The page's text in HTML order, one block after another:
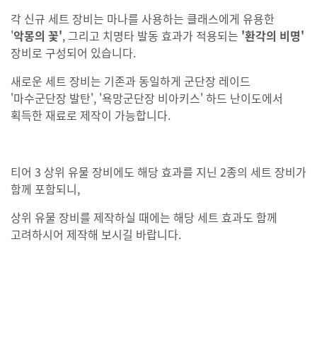
각 신규 세트 장비는 마나를 사용하는 클래스에게 유용한
'악몽의 꽃', 그리고 치명타 발동 효과가 적용되는 '환각의 비명'
장비로 구성되어 있습니다.
새로운 세트 장비는 기존과 동일하게 군단장 레이드
'마수군단장 발탄', '욕망군단장 비아키스' 하드 난이도에서
획득한 재료로 제작이 가능합니다.
티어 3 상위 유물 장비에도 해당 효과를 지닌 2종의 세트 장비가
함께 포함되니,
상위 유물 장비를 제작하실 때에는 해당 세트 효과도 함께
고려하시어 제작해 보시길 바랍니다.